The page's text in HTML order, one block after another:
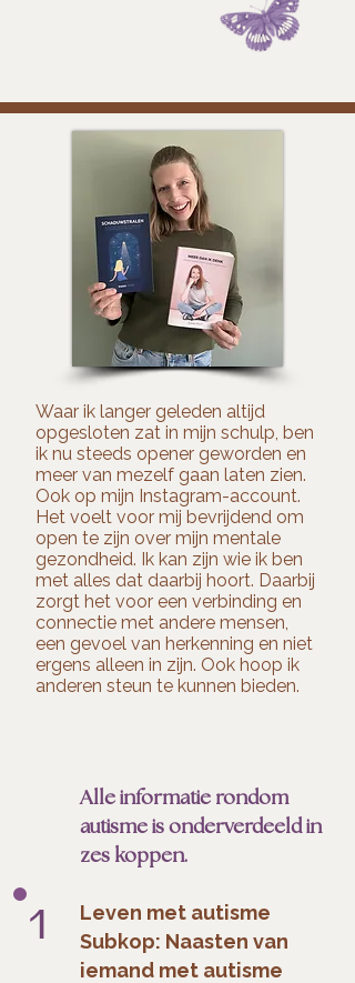
Waar ik langer geleden altijd
opgesloten zat in mijn schulp, ben
ik nu steeds opener geworden en
meer van mezelf gaan laten zien.
Ook op mijn Instagram-account.
Het voelt voor mij bevrijdend om
open te zijn over mijn mentale
gezondheid. Ik kan zijn wie ik ben
met alles dat daarbij hoort. Daarbij
zorgt het voor een verbinding en
connectie met andere mensen,
een gevoel van herkenning en niet
ergens alleen in zijn. Ook hoop ik
anderen steun te kunnen bieden.
1
Alle informatie rondom
autisme is onderverdeeld in
zes koppen.
Leven met autisme
Subkop: Naasten van
iemand met autisme